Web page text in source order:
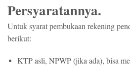
Persyaratannya.
Untuk syarat pembukaan rekening
berikut:
KTP asli, NPWP (jika ada), bisa